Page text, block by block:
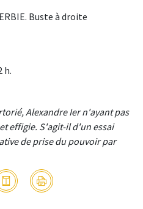
Buste à droite
h.
Alexandre Ier n'ayant pas
effigie. S'agit-il d'un essai
de prise du pouvoir par